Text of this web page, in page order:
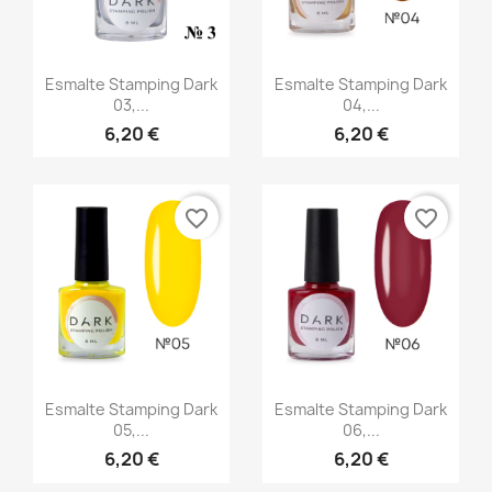
Vista rápida
Esmalte Stamping Dark
03,...
6,20 €
Vista rápida
Esmalte Stamping Dark
04,...
6,20 €
Vista rápida
Esmalte Stamping Dark
05,...
6,20 €
favorite_border
Vista rápida
Esmalte Stamping Dark
06,...
6,20 €
favorite_border